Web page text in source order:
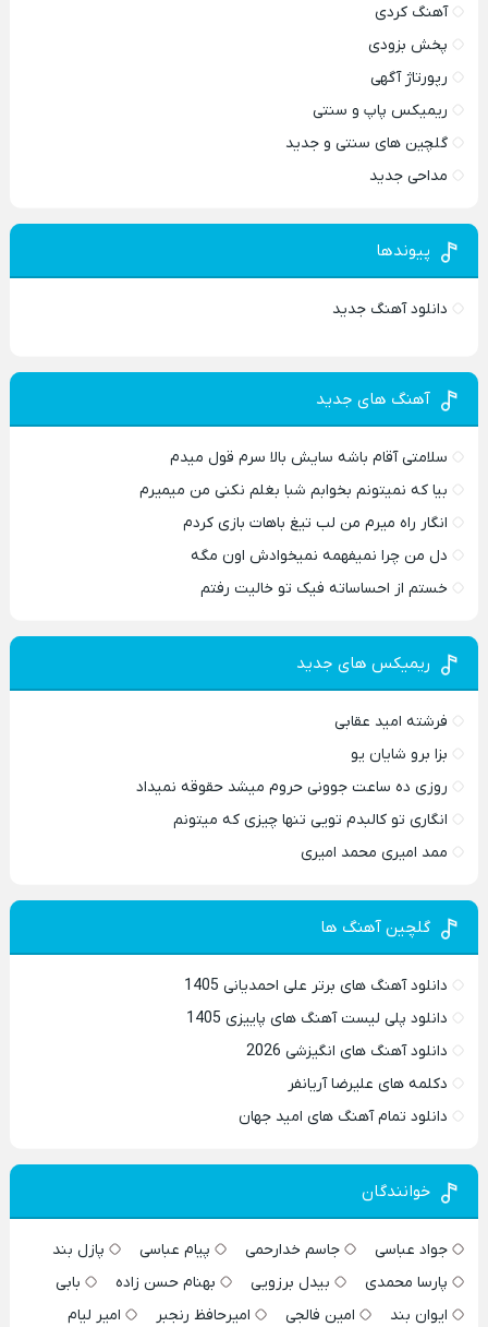
آهنگ کردی
پخش بزودی
رپورتاژ آگهی
ریمیکس پاپ و سنتی
گلچین های سنتی و جدید
مداحی جدید
پیوندها
دانلود آهنگ جدید
آهنگ های جدید
سلامتی آقام باشه سایش بالا سرم قول میدم
بیا که نمیتونم بخوابم شبا بغلم نکنی من میمیرم
انگار راه میرم من لب تیغ باهات بازی کردم
دل من چرا نمیفهمه نمیخوادش اون مگه
خستم از احساساته فیک تو خالیت رفتم
ریمیکس های جدید
فرشته امید عقابی
بزا برو شایان یو
روزی ده ساعت جوونی حروم میشد حقوقه نمیداد
انگاری تو کالبدم تویی تنها چیزی که میتونم
ممد امیری محمد امیری
گلچین آهنگ ها
دانلود آهنگ های برتر علی احمدیانی 1405
دانلود پلی لیست آهنگ های پاییزی 1405
دانلود آهنگ های انگیزشی 2026
دکلمه های علیرضا آریانفر
دانلود تمام آهنگ های امید جهان
خوانندگان
جواد عباسی جاسم خدارحمی پیام عباسی
پازل بند
پارسا محمدی
بیدل برزویی بهنام حسن زاده
بابی
ایوان بند
امین فالجی امیرحافظ رنجبر
امیر لیام